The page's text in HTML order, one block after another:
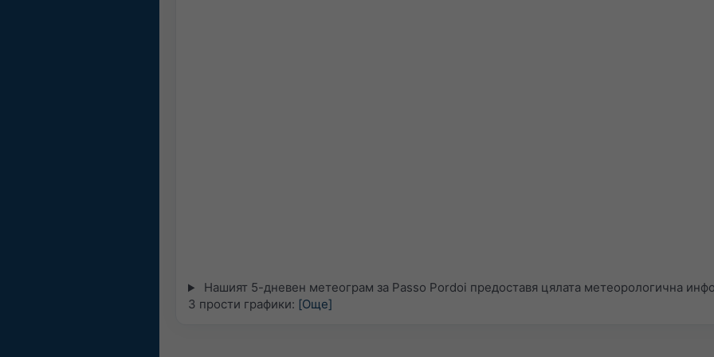
Нашият 5-дневен метеограм за Passo Pordoi предоставя цялата метеорологична
3 прости графики: [Още]